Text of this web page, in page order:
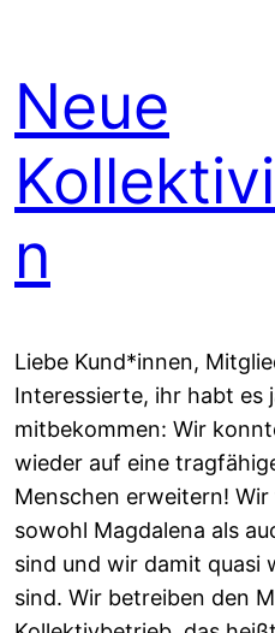
Neue
n
Liebe Kund*innen,
Interessierte, ihr habt es
mitbekommen: Wir
wieder auf eine
Menschen erweitern!
sowohl Magdalena als
sind und wir damit quasi
sind. Wir betreiben den